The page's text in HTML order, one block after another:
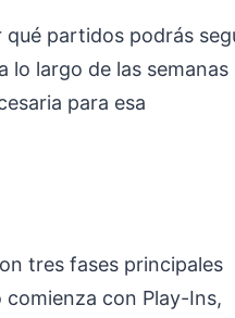
partidos podrás
lo largo de las semanas
para esa
tres fases principales
con Play-Ins,